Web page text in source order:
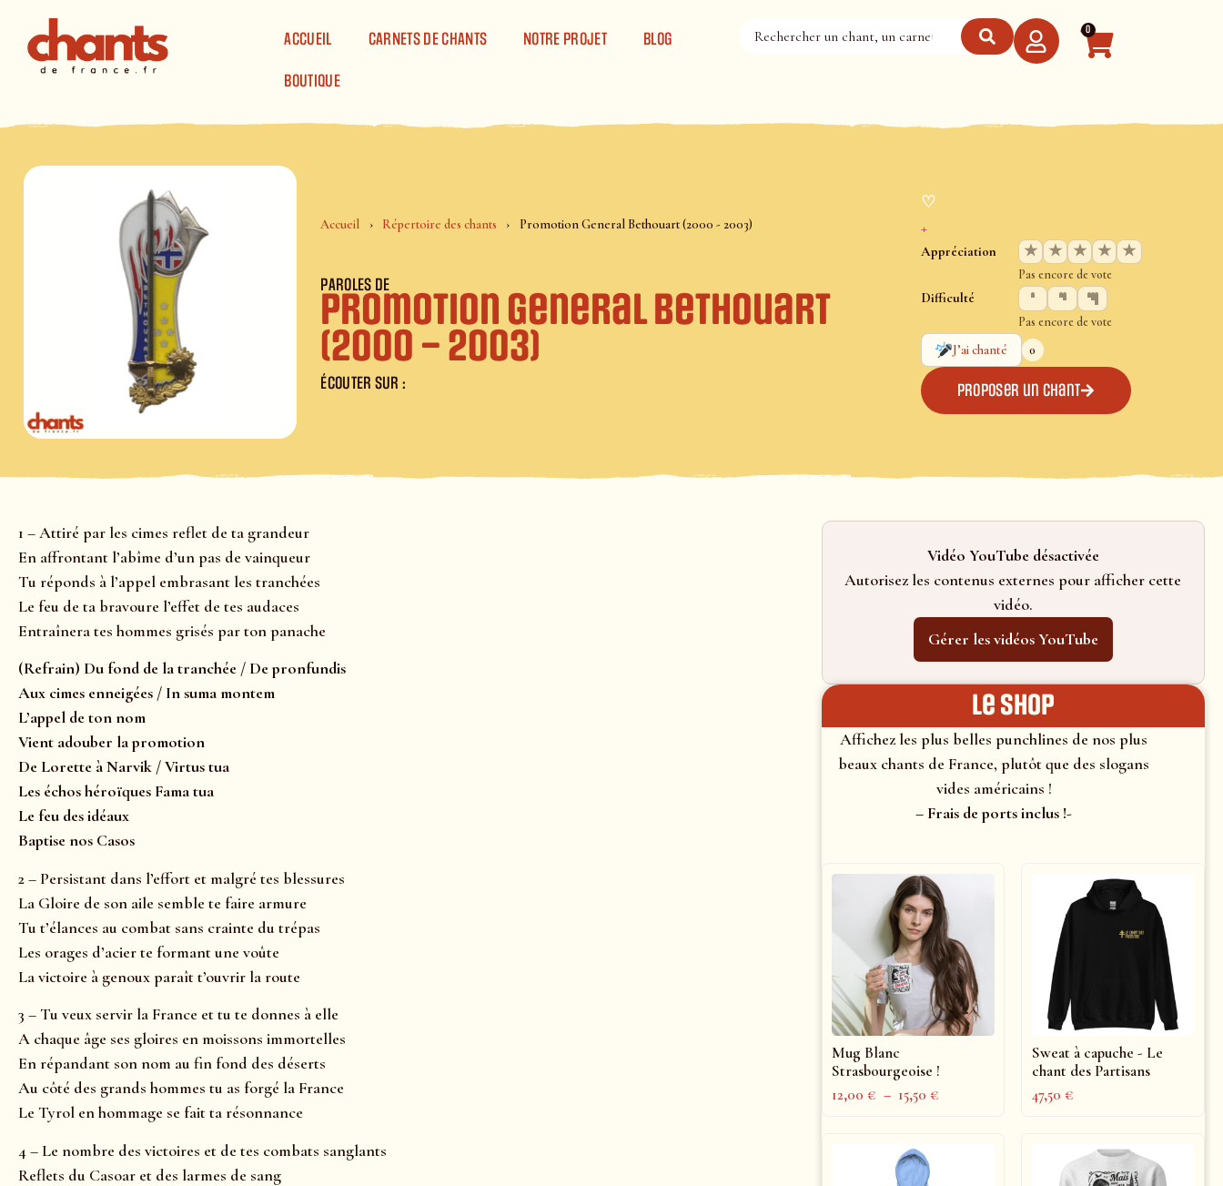
ACCUEIL
CARNETS DE CHANTS NOTRE PROJET BLOG
BOUTIQUE
0
Accueil Répertoire des chants Promotion General Bethouart (2000 - 2003)
PAROLES DE
Promotion General Bethouart
(2000 – 2003)
ÉCOUTER SUR :
♡
+
Appréciation ★ ★ ★ ★ ★
Pas encore de vote
Difficulté
Pas encore de vote
J’ai chanté
0
Proposer un chant
1 – Attiré par les cimes reflet de ta grandeur
En affrontant l’abîme d’un pas de vainqueur
Tu réponds à l’appel embrasant les tranchées
Le feu de ta bravoure l’effet de tes audaces
Entraînera tes hommes grisés par ton panache
(Refrain) Du fond de la tranchée / De pronfundis
Aux cimes enneigées / In suma montem
L’appel de ton nom
Vient adouber la promotion
De Lorette à Narvik / Virtus tua
Les échos héroïques Fama tua
Le feu des idéaux
Baptise nos Casos
2 – Persistant dans l’effort et malgré tes blessures
La Gloire de son aile semble te faire armure
Tu t’élances au combat sans crainte du trépas
Les orages d’acier te formant une voûte
La victoire à genoux paraît t’ouvrir la route
3 – Tu veux servir la France et tu te donnes à elle
A chaque âge ses gloires en moissons immortelles
En répandant son nom au fin fond des déserts
Au côté des grands hommes tu as forgé la France
Le Tyrol en hommage se fait ta résonnance
4 – Le nombre des victoires et de tes combats sanglants
Reflets du Casoar et des larmes de sang
Vidéo YouTube désactivée
Autorisez les contenus externes pour afficher cette
vidéo.
Gérer les vidéos YouTube
le shop
Affichez les plus belles punchlines de nos plus
beaux chants de France, plutôt que des slogans
vides américains !
– Frais de ports inclus !-
Mug Blanc
Strasbourgeoise !
12,00€ – 15,50€
Sweat à capuche - Le
chant des Partisans
47,50€